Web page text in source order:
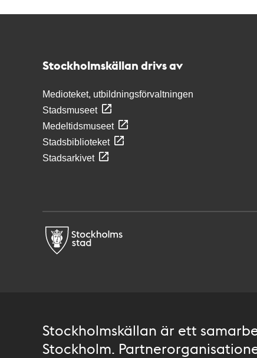
Stockholmskällan drivs av
Medioteket, utbildningsförvaltningen
Stadsmuseet
Medeltidsmuseet
Stadsbiblioteket
Stadsarkivet
Stockholmskällan är ett
Stockholm.